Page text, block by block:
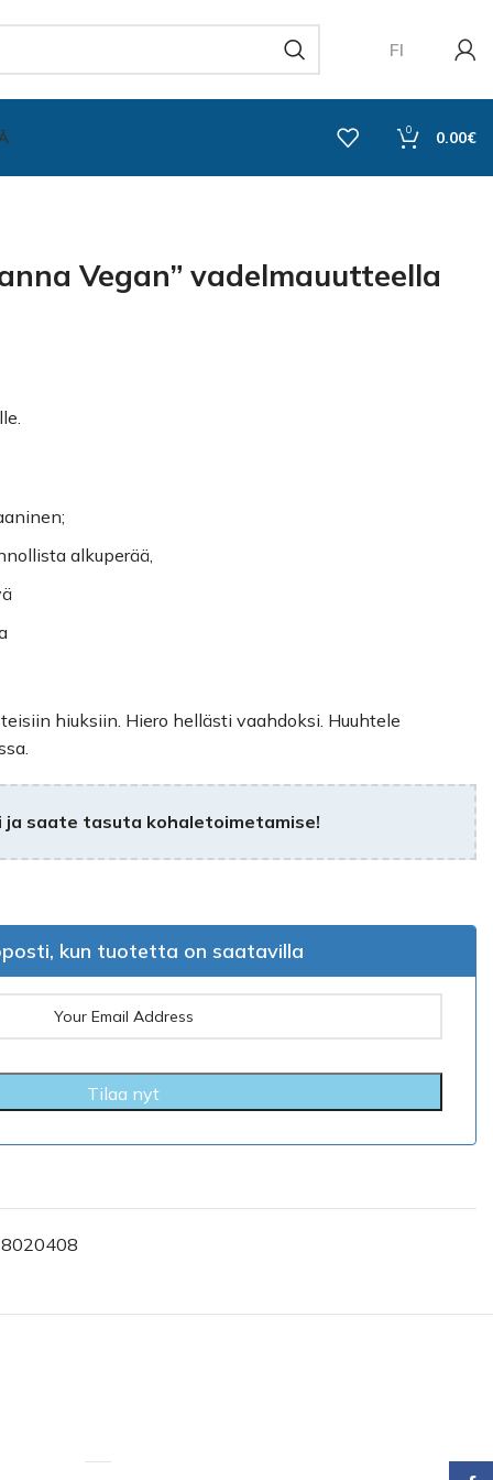
FI
0 0.00€
Vegan” vadelmauutteella
alkuperää,
hiuksiin. Hiero hellästi vaahdoksi. Huuhtele
ja saate tasuta kohaletoimetamise!
kun tuotetta on saatavilla